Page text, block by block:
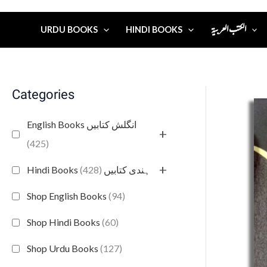
URDU BOOKS HINDI BOOKS الكتب العربية
Categories
English Books انگلش کتابیں
(425)
+
Hindi Books ہندی کتابیں (428) +
Shop English Books (94)
Shop Hindi Books (60)
Shop Urdu Books (127)